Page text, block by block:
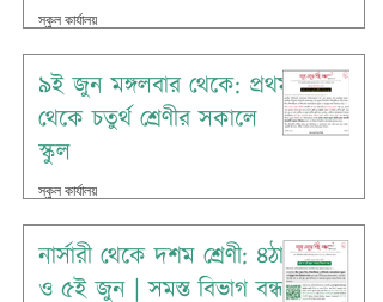
স্কুল কার্যালয়
৯ই জুন মঙ্গলবার থেকে: প্রথম
থেকে চতুর্থ শ্রেণীর সকালে
স্কুল
স্কুল কার্যালয়
নার্সারী থেকে দশম শ্রেণী: ৪ঠা
ও ৫ই জুন | সমস্ত বিভাগ বন্ধ